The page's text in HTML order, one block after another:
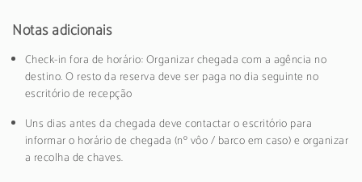
Notas adicionais
Check-in fora de horário: Organizar chegada com a agência no
destino. O resto da reserva deve ser paga no dia seguinte no
escritório de recepção
Uns dias antes da chegada deve contactar o escritório para
informar o horário de chegada (nº vôo / barco em caso) e organizar
a recolha de chaves.